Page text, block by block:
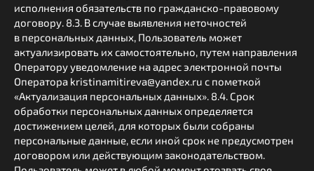
исполнения обязательств по гражданско-правовому
договору. 8.3. В случае выявления неточностей
в персональных данных, Пользователь может
актуализировать их самостоятельно, путем направления
Оператору уведомление на адрес электронной почты
Оператора kristinamitireva@yandex.ru с пометкой
«Актуализация персональных данных». 8.4. Срок
обработки персональных данных определяется
достижением целей, для которых были собраны
персональные данные, если иной срок не предусмотрен
договором или действующим законодательством.